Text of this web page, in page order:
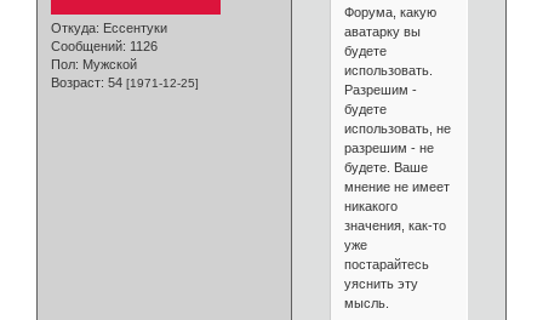
Откуда: Ессентуки
Сообщений: 1126
Пол: Мужской
Возраст: 54 [1971-12-25]
Форума, какую
аватарку вы
будете
использовать.
Разрешим -
будете
использовать, не
разрешим - не
будете. Ваше
мнение не имеет
никакого
значения, как-то
уже
постарайтесь
уяснить эту
мысль.